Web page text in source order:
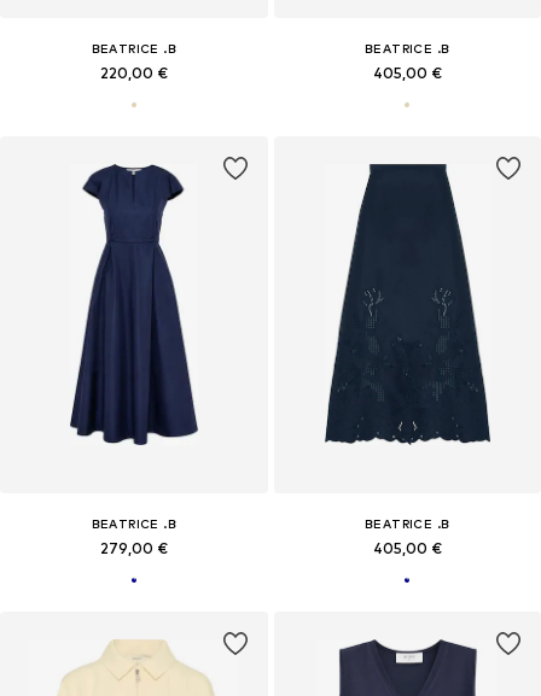
BEATRICE .B
220,00 €
BEATRICE .B
405,00 €
BEATRICE .B
279,00 €
BEATRICE .B
405,00 €